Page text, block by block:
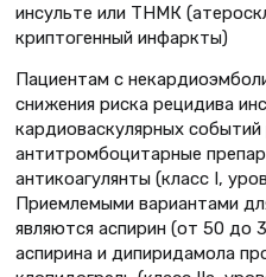
инсульте или ТНМК
криптогенный инфаркты)
Пациентам с
снижения риска рецидива
кардиоваскулярных
антитромбоцитарные
антикоагулянты (класс I,
Приемлемыми вариантами
являются аспирин (от 50 до
аспирина и дипиридамола